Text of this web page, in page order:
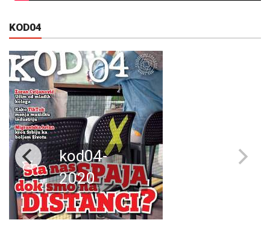
KOD04
kod04-
2020